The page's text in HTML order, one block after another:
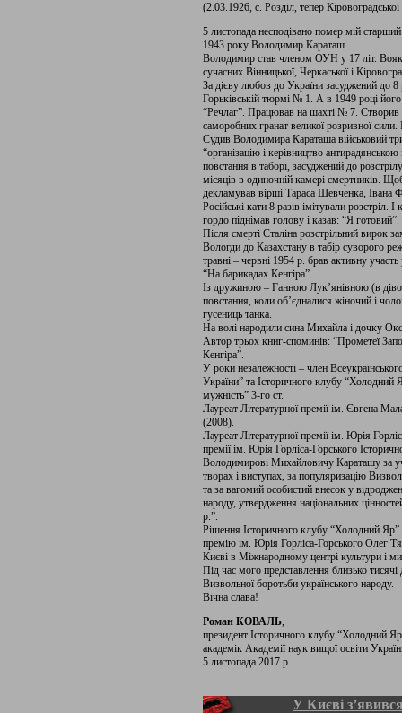
(2.03.1926, с. Розділ, тепер
5 листопада несподівано помер мій старший
1943 року Володимир Караташ.
Володимир став членом ОУН у 17 літ. Вояк
сучасних Вінницької, Черкаської і
За дієву любов до України засуджений до 8
Горьківській тюрмі № 1. А в 1949 році
“Речлаг”. Працював на шахті № 7. Створив
саморобних гранат великої розривної сили.
Судив Володимира Караташа військовий
“організацію і керівництво
повстання в таборі, засуджений до
місяців в одиночній камері смертників.
декламував вірші Тараса Шевченка, Івана
Російські кати 8 разів імітували
гордо піднімав голову і казав: “Я готовий”.
Після смерті Сталіна розстрільний вирок
Вологди до Казахстану в табір суворого
травні – червні 1954 р. брав активну
“На барикадах Кенгіра”.
Із дружиною – Ганною Лук’янівною (в
повстання, коли об’єдналися жіночий і
гусениць танка.
На волі народили сина Михайла і дочку
Автор трьох книг-споминів: “Прометеї
Кенгіра”.
У роки незалежності – член
України” та Історичного клубу
мужність” 3-го ст.
Лауреат Літературної премії ім. Євгена
(2008).
Лауреат Літературної премії ім. Юрія
премії ім. Юрія Горліса-Горського
Володимирові Михайловичу Караташу за
творах і виступах, за популяризацію
та за вагомий особистий внесок у
народу, утвердження національних
р.”.
Рішення Історичного клубу “Холодний
премію ім. Юрія Горліса-Горського Олег
Києві в Міжнародному центрі культури і
Під час мого представлення близько тисячі
Визвольної боротьби українського народу.
Вічна слава!
Роман КОВАЛЬ,
президент Історичного клубу “Холодний
академік Академії наук вищої освіти
5 листопада 2017 р.
У Києві